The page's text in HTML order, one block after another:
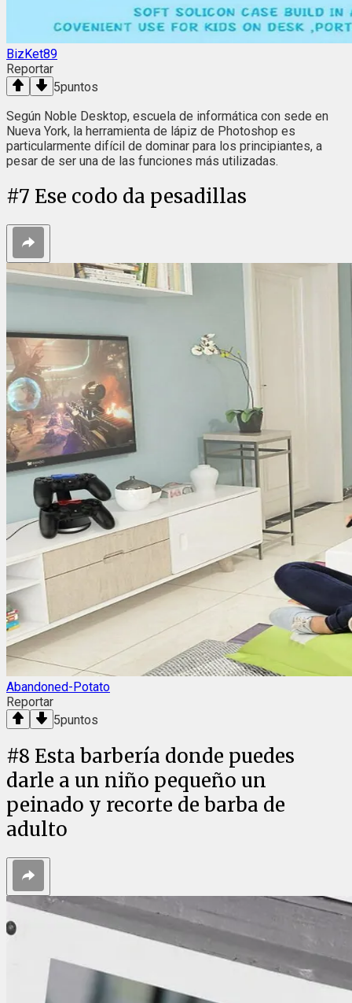
BizKet89
Reportar
5puntos
Según Noble Desktop, escuela de informática con sede en
Nueva York, la herramienta de lápiz de Photoshop es
particularmente difícil de dominar para los principiantes, a
pesar de ser una de las funciones más utilizadas.
#7 Ese codo da pesadillas
Abandoned-Potato
Reportar
5puntos
#8 Esta barbería donde puedes
darle a un niño pequeño un
peinado y recorte de barba de
adulto